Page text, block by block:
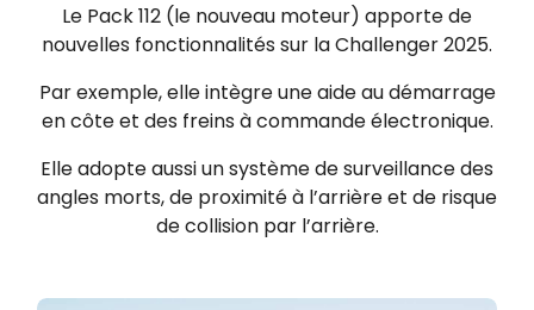
Le Pack 112 (le nouveau moteur) apporte de
nouvelles fonctionnalités sur la Challenger 2025.
Par exemple, elle intègre une aide au démarrage
en côte et des freins à commande électronique.
Elle adopte aussi un système de surveillance des
angles morts, de proximité à l’arrière et de risque
de collision par l’arrière.